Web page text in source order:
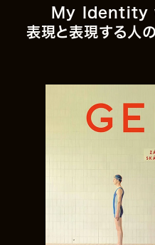
My Identity
表現と表現する人